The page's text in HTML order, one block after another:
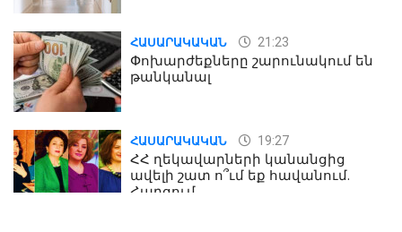
ՀԱՍԱՐԱԿԱԿԱՆ 21:23
Փոխարժեքները շարունակում են
թանկանալ
ՀԱՍԱՐԱԿԱԿԱՆ 19:27
ՀՀ ղեկավարների կանանցից
ավելի շատ ո՞ւմ եք հավանում.
Հարցում